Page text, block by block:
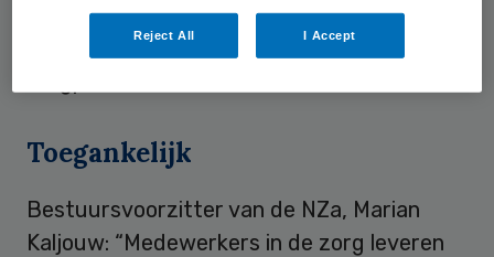
in de verdringing te komen door de zorg aan
corona-patiënten en een tekort aan
Toegankelijk
Bestuursvoorzitter van de NZa, Marian
Kaljouw: “Medewerkers in de zorg leveren
Reject All I Accept